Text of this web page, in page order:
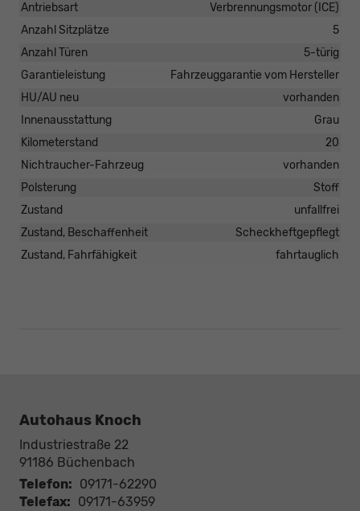
Antriebsart
Verbrennungsmotor (ICE)
Anzahl Sitzplätze
5
Anzahl Türen
5-türig
Garantieleistung
Fahrzeuggarantie vom Hersteller
HU/AU neu
vorhanden
Innenausstattung
Grau
Kilometerstand
20
Nichtraucher-Fahrzeug
vorhanden
Polsterung
Stoff
Zustand
unfallfrei
Zustand, Beschaffenheit
Scheckheftgepflegt
Zustand, Fahrfähigkeit
fahrtauglich
Autohaus Knoch
Industriestraße 22
91186 Büchenbach
Telefon: 09171-62290
Telefax: 09171-63959